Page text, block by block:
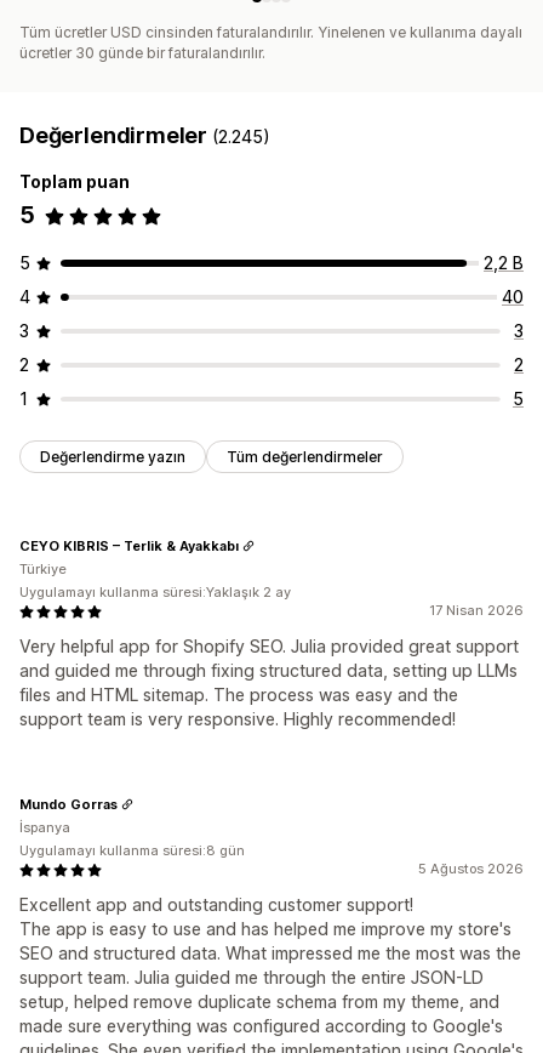
Tüm ücretler USD cinsinden faturalandırılır. Yinelenen ve kullanıma dayalı
ücretler 30 günde bir faturalandırılır.
Değerlendirmeler (2.245)
Toplam puan
5
5
2,2 B
4
40
3
3
2
2
1
5
Değerlendirme yazın Tüm değerlendirmeler
17 Nisan 2026
Very helpful app for Shopify SEO. Julia provided great support
and guided me through fixing structured data, setting up LLMs
files and HTML sitemap. The process was easy and the
support team is very responsive. Highly recommended!
CEYO KIBRIS – Terlik & Ayakkabı
Türkiye
Uygulamayı kullanma süresi:Yaklaşık 2 ay
5 Ağustos 2026
Excellent app and outstanding customer support!
The app is easy to use and has helped me improve my store's
SEO and structured data. What impressed me the most was the
support team. Julia guided me through the entire JSON-LD
setup, helped remove duplicate schema from my theme, and
made sure everything was configured according to Google's
Mundo Gorras
İspanya
Uygulamayı kullanma süresi:8 gün